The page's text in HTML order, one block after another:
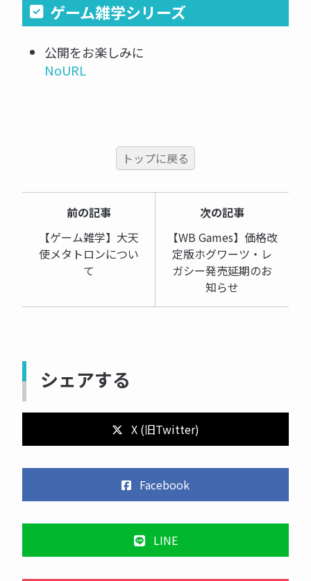
ゲーム雑学シリーズ
公開をお楽しみに
NoURL
トップに戻る
前の記事
【ゲーム雑学】大天
使メタトロンについ
て
次の記事
【WB Games】価格改
定版ホグワーツ・レ
ガシー発売延期のお
知らせ
シェアする
X (旧Twitter)
Facebook
LINE